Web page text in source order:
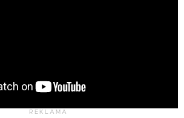
REKLAMA